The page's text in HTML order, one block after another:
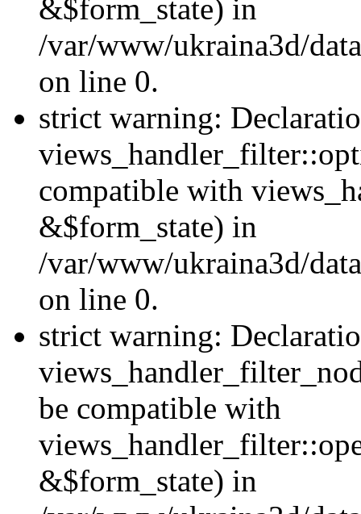
&$form_state) in
/var/www/ukraina3d/
on line 0.
strict warning:
compatible with
&$form_state) in
/var/www/ukraina3d/
on line 0.
strict warning:
be compatible with
&$form_state) in